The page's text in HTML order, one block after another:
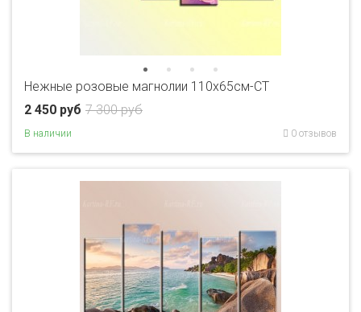
Нежные розовые магнолии 110х65см-CT
7 300 руб
2 450 руб
В наличии 0 отзывов